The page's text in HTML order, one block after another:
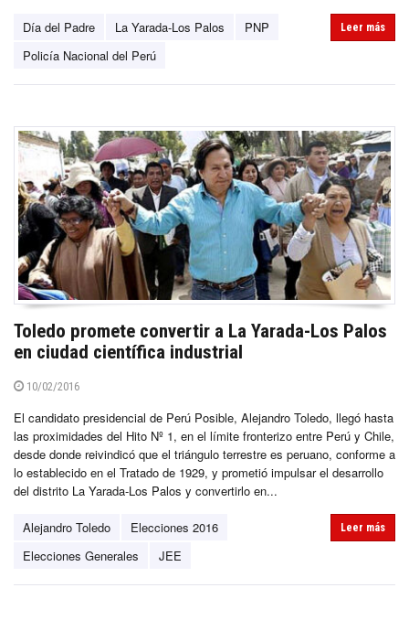
Día del Padre La Yarada-Los Palos
PNP
Policía Nacional del Perú
Leer más
Toledo promete convertir a La Yarada-Los Palos
en ciudad científica industrial
10/02/2016
El candidato presidencial de Perú Posible, Alejandro Toledo, llegó hasta
las proximidades del Hito Nº 1, en el límite fronterizo entre Perú y Chile,
desde donde reivindicó que el triángulo terrestre es peruano, conforme a
lo establecido en el Tratado de 1929, y prometió impulsar el desarrollo
del distrito La Yarada-Los Palos y convertirlo en...
Alejandro Toledo
Elecciones 2016
Elecciones Generales
JEE
Leer más